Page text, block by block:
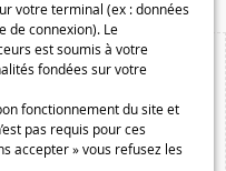
votre terminal (ex : données
de connexion). Le
est soumis à votre
fondées sur votre
fonctionnement du site et
pas requis pour ces
accepter » vous refusez les